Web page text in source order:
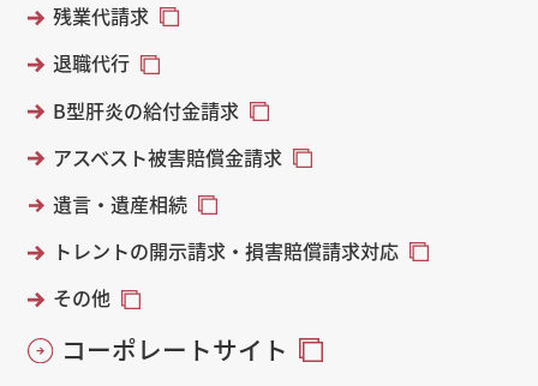
残業代請求
退職代行
B型肝炎の給付金請求
アスベスト被害賠償金請求
遺言・遺産相続
トレントの開示請求・損害賠償請求対応
その他
コーポレートサイト